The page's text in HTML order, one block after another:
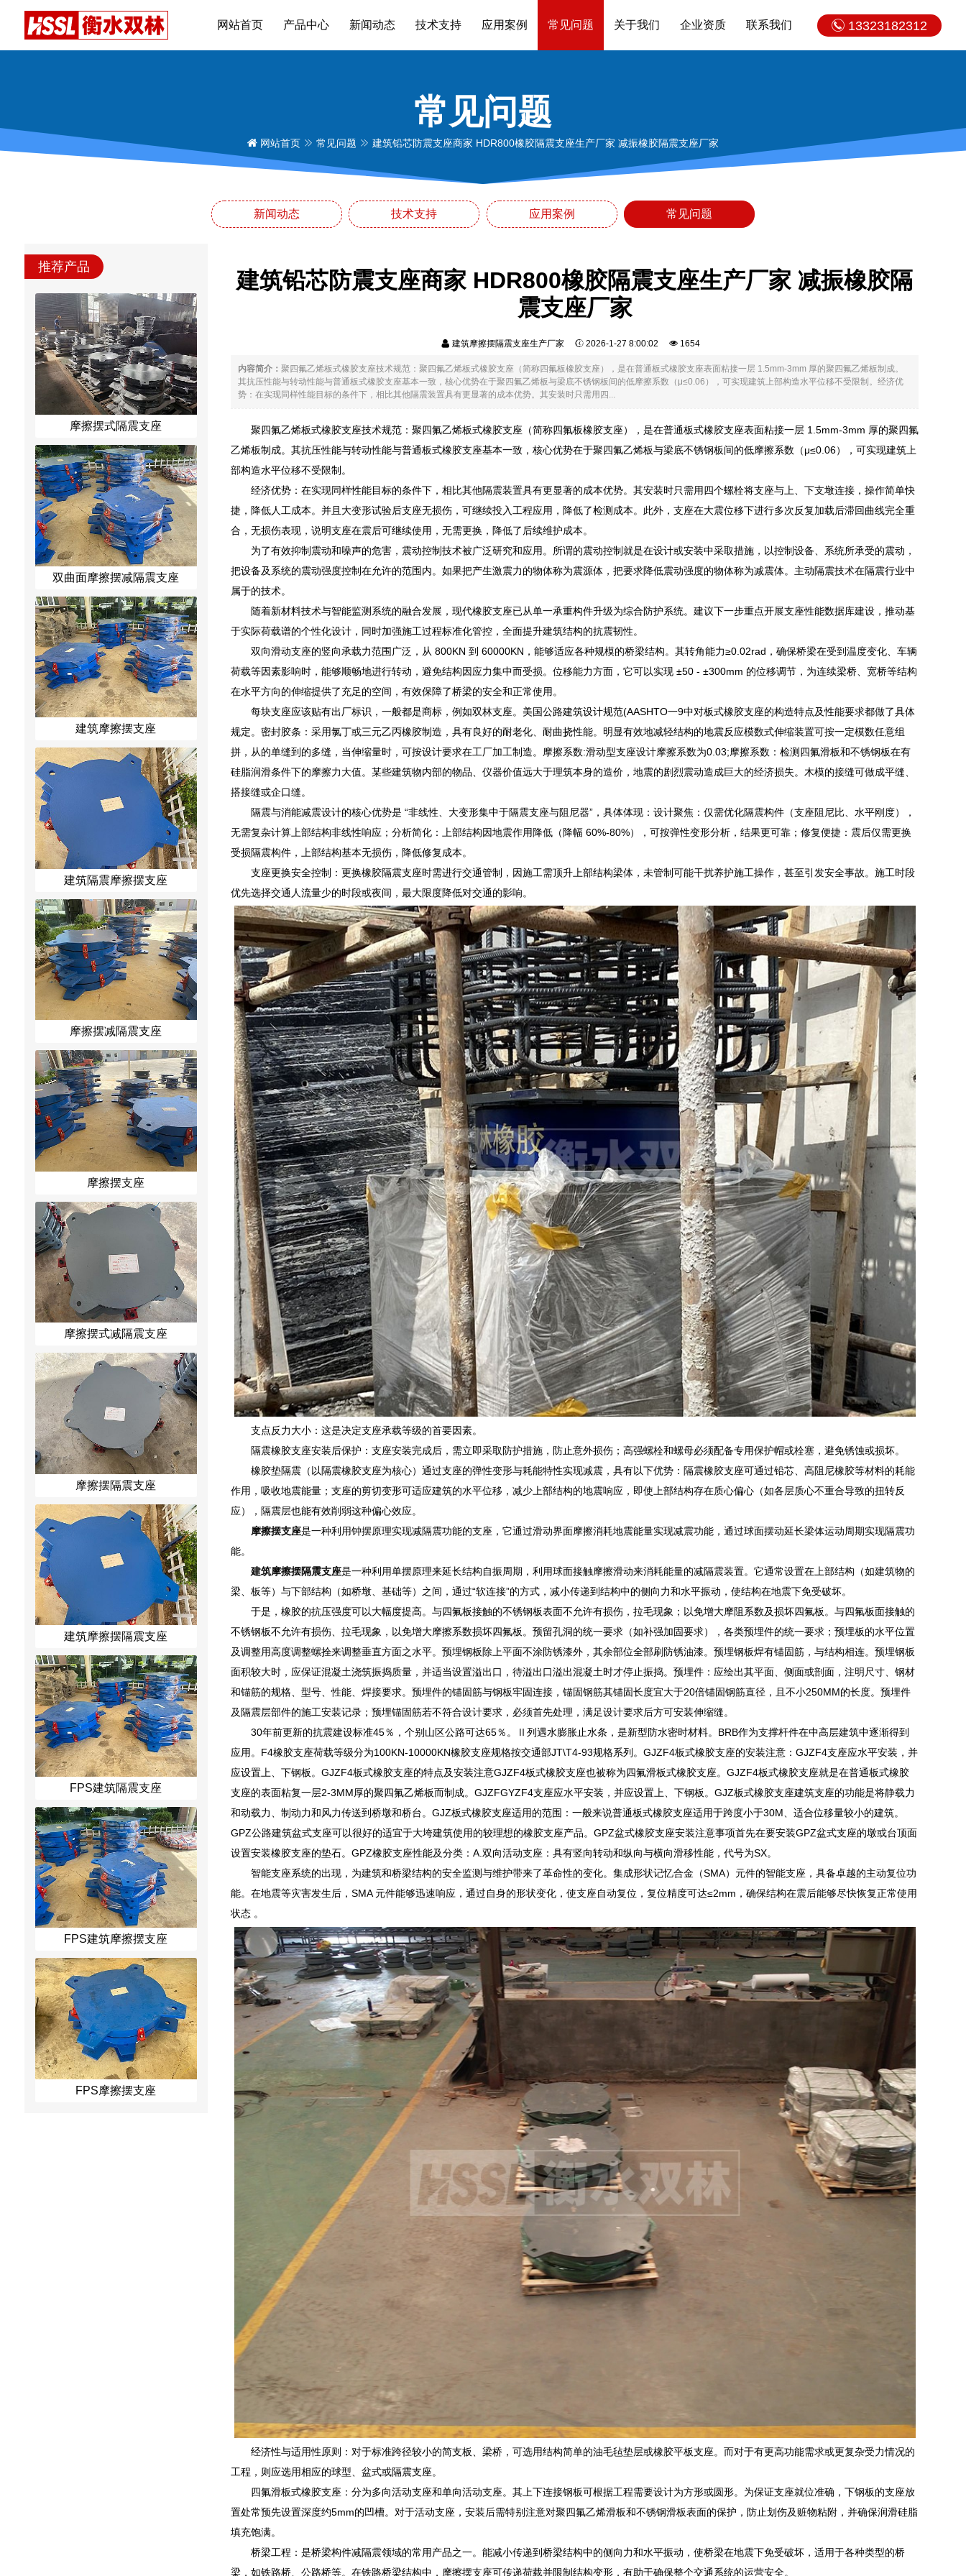
13323182312
网站首页 产品中心 新闻动态 技术支持 应用案例 常见问题 关于我们 企业资质 联系我们
常见问题
网站首页 常见问题 建筑铅芯防震支座商家 HDR800橡胶隔震支座生产厂家 减振橡胶隔震支座厂家
新闻动态 技术支持 应用案例 常见问题
推荐产品
摩擦摆式隔震支座
双曲面摩擦摆减隔震支座
建筑摩擦摆支座
建筑隔震摩擦摆支座
摩擦摆减隔震支座
摩擦摆支座
摩擦摆式减隔震支座
摩擦摆隔震支座
建筑摩擦摆隔震支座
FPS建筑隔震支座
FPS建筑摩擦摆支座
FPS摩擦摆支座
建筑铅芯防震支座商家 HDR800橡胶隔震支座生产厂家 减振橡胶隔
震支座厂家
建筑摩擦摆隔震支座生产厂家 2026-1-27 8:00:02 1654
内容简介： 聚四氟乙烯板式橡胶支座技术规范：聚四氟乙烯板式橡胶支座（简称四氟板橡胶支座），是在普通板式橡胶支座表面粘接一层 1.5mm-3mm 厚的聚四氟乙烯板制成。
其抗压性能与转动性能与普通板式橡胶支座基本一致，核心优势在于聚四氟乙烯板与梁底不锈钢板间的低摩擦系数（μ≤0.06），可实现建筑上部构造水平位移不受限制。经济优
势：在实现同样性能目标的条件下，相比其他隔震装置具有更显著的成本优势。其安装时只需用四...
聚四氟乙烯板式橡胶支座技术规范：聚四氟乙烯板式橡胶支座（简称四氟板橡胶支座），是在普通板式橡胶支座表面粘接一层 1.5mm-3mm 厚的聚四氟
乙烯板制成。其抗压性能与转动性能与普通板式橡胶支座基本一致，核心优势在于聚四氟乙烯板与梁底不锈钢板间的低摩擦系数（μ≤0.06），可实现建筑上
部构造水平位移不受限制。
经济优势：在实现同样性能目标的条件下，相比其他隔震装置具有更显著的成本优势。其安装时只需用四个螺栓将支座与上、下支墩连接，操作简单快
捷，降低人工成本。并且大变形试验后支座无损伤，可继续投入工程应用，降低了检测成本。此外，支座在大震位移下进行多次反复加载后滞回曲线完全重
合，无损伤表现，说明支座在震后可继续使用，无需更换，降低了后续维护成本。
为了有效抑制震动和噪声的危害，震动控制技术被广泛研究和应用。所谓的震动控制就是在设计或安装中采取措施，以控制设备、系统所承受的震动，
把设备及系统的震动强度控制在允许的范围内。如果把产生激震力的物体称为震源体，把要求降低震动强度的物体称为减震体。主动隔震技术在隔震行业中
属于的技术。
随着新材料技术与智能监测系统的融合发展，现代橡胶支座已从单一承重构件升级为综合防护系统。建议下一步重点开展支座性能数据库建设，推动基
于实际荷载谱的个性化设计，同时加强施工过程标准化管控，全面提升建筑结构的抗震韧性。
双向滑动支座的竖向承载力范围广泛，从 800KN 到 60000KN，能够适应各种规模的桥梁结构。其转角能力≥0.02rad，确保桥梁在受到温度变化、车辆
荷载等因素影响时，能够顺畅地进行转动，避免结构因应力集中而受损。位移能力方面，它可以实现 ±50 - ±300mm 的位移调节，为连续梁桥、宽桥等结构
在水平方向的伸缩提供了充足的空间，有效保障了桥梁的安全和正常使用。
每块支座应该贴有出厂标识，一般都是商标，例如双林支座。美国公路建筑设计规范(AASHTO一9中对板式橡胶支座的构造特点及性能要求都做了具体
规定。密封胶条：采用氯丁或三元乙丙橡胶制造，具有良好的耐老化、耐曲挠性能。明显有效地减轻结构的地震反应模数式伸缩装置可按一定模数任意组
拼，从的单缝到的多缝，当伸缩量时，可按设计要求在工厂加工制造。摩擦系数:滑动型支座设计摩擦系数为0.03;摩擦系数：检测四氟滑板和不锈钢板在有
硅脂润滑条件下的摩擦力大值。某些建筑物内部的物品、仪器价值远大于理筑本身的造价，地震的剧烈震动造成巨大的经济损失。木模的接缝可做成平缝、
搭接缝或企口缝。
隔震与消能减震设计的核心优势是 “非线性、大变形集中于隔震支座与阻尼器”，具体体现：设计聚焦：仅需优化隔震构件（支座阻尼比、水平刚度），
无需复杂计算上部结构非线性响应；分析简化：上部结构因地震作用降低（降幅 60%-80%），可按弹性变形分析，结果更可靠；修复便捷：震后仅需更换
受损隔震构件，上部结构基本无损伤，降低修复成本。
支座更换安全控制：更换橡胶隔震支座时需进行交通管制，因施工需顶升上部结构梁体，未管制可能干扰养护施工操作，甚至引发安全事故。施工时段
优先选择交通人流量少的时段或夜间，最大限度降低对交通的影响。
支点反力大小：这是决定支座承载等级的首要因素。
隔震橡胶支座安装后保护：支座安装完成后，需立即采取防护措施，防止意外损伤；高强螺栓和螺母必须配备专用保护帽或栓塞，避免锈蚀或损坏。
橡胶垫隔震（以隔震橡胶支座为核心）通过支座的弹性变形与耗能特性实现减震，具有以下优势：隔震橡胶支座可通过铅芯、高阻尼橡胶等材料的耗能
作用，吸收地震能量；支座的剪切变形可适应建筑的水平位移，减少上部结构的地震响应，即使上部结构存在质心偏心（如各层质心不重合导致的扭转反
应），隔震层也能有效削弱这种偏心效应。
摩擦摆支座是一种利用钟摆原理实现减隔震功能的支座，它通过滑动界面摩擦消耗地震能量实现减震功能，通过球面摆动延长梁体运动周期实现隔震功
能。
建筑摩擦摆隔震支座是一种利用单摆原理来延长结构自振周期，利用球面接触摩擦滑动来消耗能量的减隔震装置。它通常设置在上部结构（如建筑物的
梁、板等）与下部结构（如桥墩、基础等）之间，通过“软连接”的方式，减小传递到结构中的侧向力和水平振动，使结构在地震下免受破坏。
于是，橡胶的抗压强度可以大幅度提高。与四氟板接触的不锈钢板表面不允许有损伤，拉毛现象；以免增大摩阻系数及损坏四氟板。与四氟板面接触的
不锈钢板不允许有损伤、拉毛现象，以免增大摩擦系数损坏四氟板。预留孔洞的统一要求（如补强加固要求），各类预埋件的统一要求；预埋板的水平位置
及调整用高度调整螺拴来调整垂直方面之水平。预埋钢板除上平面不涂防锈漆外，其余部位全部刷防锈油漆。预埋钢板焊有锚固筋，与结构相连。预埋钢板
面积较大时，应保证混凝土浇筑振捣质量，并适当设置溢出口，待溢出口溢出混凝土时才停止振捣。预埋件：应绘出其平面、侧面或剖面，注明尺寸、钢材
和锚筋的规格、型号、性能、焊接要求。预埋件的锚固筋与钢板牢固连接，锚固钢筋其锚固长度宜大于20倍锚固钢筋直径，且不小250MM的长度。预埋件
及隔震层部件的施工安装记录；预埋锚固筋若不符合设计要求，必须首先处理，满足设计要求后方可安装伸缩缝。
30年前更新的抗震建设标准45％，个别山区公路可达65％。Ⅱ列遇水膨胀止水条，是新型防水密时材料。BRB作为支撑杆件在中高层建筑中逐渐得到
应用。F4橡胶支座荷载等级分为100KN-10000KN橡胶支座规格按交通部JT\T4-93规格系列。GJZF4板式橡胶支座的安装注意：GJZF4支座应水平安装，并
应设置上、下钢板。GJZF4板式橡胶支座的特点及安装注意GJZF4板式橡胶支座也被称为四氟滑板式橡胶支座。GJZF4板式橡胶支座就是在普通板式橡胶
支座的表面粘复一层2-3MM厚的聚四氟乙烯板而制成。GJZFGYZF4支座应水平安装，并应设置上、下钢板。GJZ板式橡胶支座建筑支座的功能是将静载力
和动载力、制动力和风力传送到桥墩和桥台。GJZ板式橡胶支座适用的范围：一般来说普通板式橡胶支座适用于跨度小于30M、适合位移量较小的建筑。
GPZ公路建筑盆式支座可以很好的适宜于大垮建筑使用的较理想的橡胶支座产品。GPZ盆式橡胶支座安装注意事项首先在要安装GPZ盆式支座的墩或台顶面
设置安装橡胶支座的垫石。GPZ橡胶支座性能及分类：A.双向活动支座：具有竖向转动和纵向与横向滑移性能，代号为SX。
智能支座系统的出现，为建筑和桥梁结构的安全监测与维护带来了革命性的变化。集成形状记忆合金（SMA）元件的智能支座，具备卓越的主动复位功
能。在地震等灾害发生后，SMA 元件能够迅速响应，通过自身的形状变化，使支座自动复位，复位精度可达≤2mm，确保结构在震后能够尽快恢复正常使用
状态 。
经济性与适用性原则：对于标准跨径较小的简支板、梁桥，可选用结构简单的油毛毡垫层或橡胶平板支座。而对于有更高功能需求或更复杂受力情况的
工程，则应选用相应的球型、盆式或隔震支座。
四氟滑板式橡胶支座：分为多向活动支座和单向活动支座。其上下连接钢板可根据工程需要设计为方形或圆形。为保证支座就位准确，下钢板的支座放
置处常预先设置深度约5mm的凹槽。对于活动支座，安装后需特别注意对聚四氟乙烯滑板和不锈钢滑板表面的保护，防止划伤及赃物粘附，并确保润滑硅脂
填充饱满。
桥梁工程：是桥梁构件减隔震领域的常用产品之一。能减小传递到桥梁结构中的侧向力和水平振动，使桥梁在地震下免受破坏，适用于各种类型的桥
梁，如铁路桥、公路桥等。在铁路桥梁结构中，摩擦摆支座可传递荷载并限制结构变形，有助于确保整个交通系统的运营安全。